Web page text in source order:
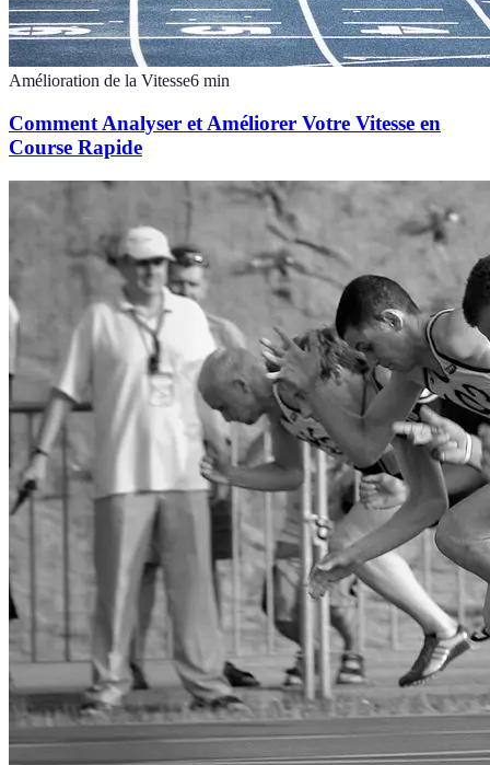
Amélioration de la Vitesse6 min
Comment Analyser et Améliorer Votre Vitesse en
Course Rapide